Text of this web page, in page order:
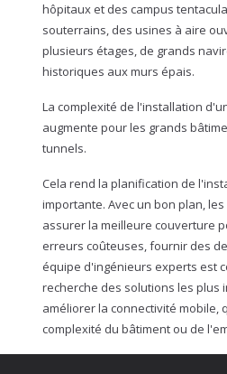
hôpitaux et des campus
souterrains, des usines à aire
plusieurs étages, de grands
historiques aux murs épais.
La complexité de l'installation
augmente pour les grands
tunnels.
Cela rend la planification de
importante. Avec un bon plan,
assurer la meilleure couverture
erreurs coûteuses, fournir des
équipe d'ingénieurs experts est
recherche des solutions les plus
améliorer la connectivité mobile,
complexité du bâtiment ou de